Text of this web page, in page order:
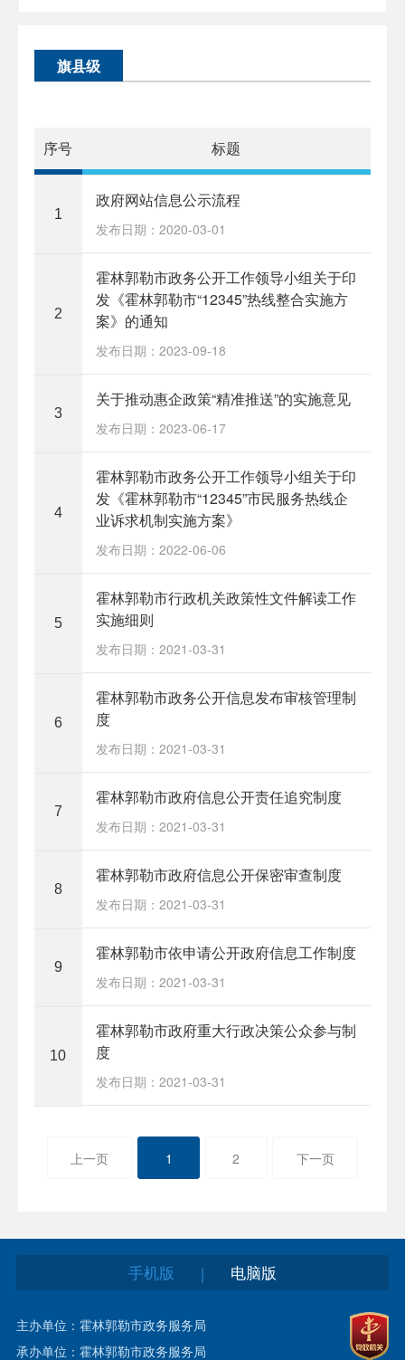
旗县级
序号 标题
1
政府网站信息公示流程
发布日期：2020-03-01
2
霍林郭勒市政务公开工作领导小组关于印
发《霍林郭勒市“12345”热线整合实施方
案》的通知
发布日期：2023-09-18
3
关于推动惠企政策“精准推送”的实施意见
发布日期：2023-06-17
4
霍林郭勒市政务公开工作领导小组关于印
发《霍林郭勒市“12345”市民服务热线企
业诉求机制实施方案》
发布日期：2022-06-06
5
霍林郭勒市行政机关政策性文件解读工作
实施细则
发布日期：2021-03-31
6
霍林郭勒市政务公开信息发布审核管理制
度
发布日期：2021-03-31
7
霍林郭勒市政府信息公开责任追究制度
发布日期：2021-03-31
8
霍林郭勒市政府信息公开保密审查制度
发布日期：2021-03-31
9
霍林郭勒市依申请公开政府信息工作制度
发布日期：2021-03-31
10
霍林郭勒市政府重大行政决策公众参与制
度
发布日期：2021-03-31
上一页 1 2 下一页
手机版 | 电脑版
主办单位：霍林郭勒市政务服务局
承办单位：霍林郭勒市政务服务局